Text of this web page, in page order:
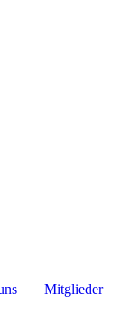
Mitglieder